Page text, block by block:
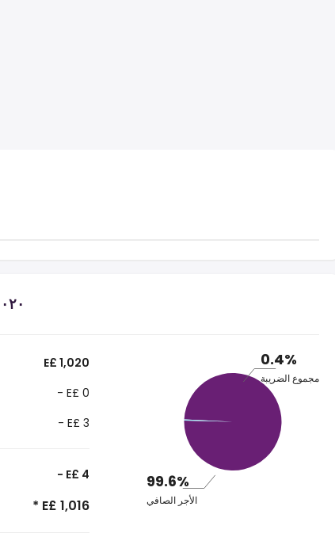
E£ 1,020
- E£ 0
- E£ 3
- E£ 4
* E£ 1,016
0.4%
مجموع الضريبة
99.6%
الأجر الصافي